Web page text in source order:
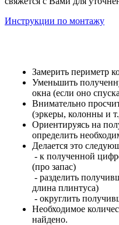
Инструкции по монтажу
Замерить периметр
Уменьшить
окна (если оно
Внимательно
(эркеры, колонны и
Ориентируясь на
определить
Делается это
- к полученной
(про запас)
- разделить
длина плинтуса)
- округлить
Необходимое
найдено.